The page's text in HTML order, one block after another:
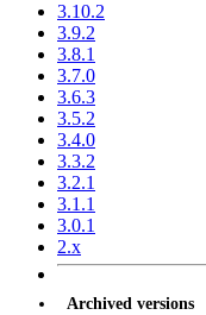
3.10.2
3.9.2
3.8.1
3.7.0
3.6.3
3.5.2
3.4.0
3.3.2
3.2.1
3.1.1
3.0.1
2.x
Archived versions